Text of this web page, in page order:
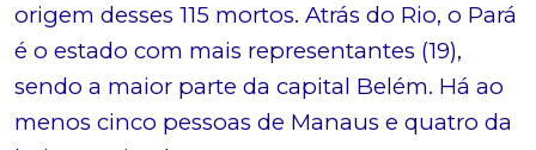
origem desses 115 mortos. Atrás do Rio, o Pará
é o estado com mais representantes (19),
sendo a maior parte da capital Belém. Há ao
menos cinco pessoas de Manaus e quatro da